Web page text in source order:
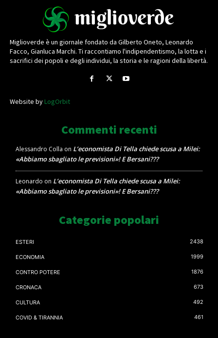
Miglioverde è un giornale fondato da Gilberto Oneto, Leonardo
Facco, Gianluca Marchi. Ti raccontiamo l'indipendentismo, la lotta e i
sacrifici dei popoli e degli individui, la storia e le ragioni della libertà.
Website byLogOrbit
Commenti recenti
Alessandro Colla on L’economista Di Tella chiede scusa a Milei:
«Abbiamo sbagliato le previsioni»! E Bersani???
Leonardo on L’economista Di Tella chiede scusa a Milei:
«Abbiamo sbagliato le previsioni»! E Bersani???
Categorie popolari
ESTERI 2438
ECONOMIA 1999
CONTRO POTERE 1876
CRONACA 673
CULTURA 492
COVID & TIRANNIA 461